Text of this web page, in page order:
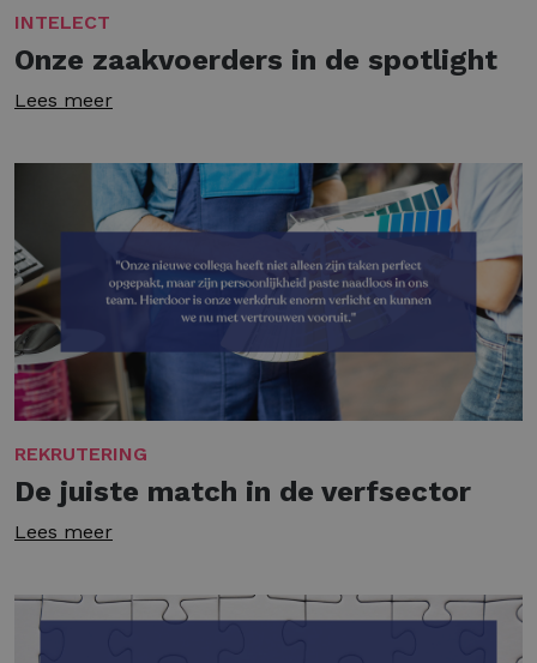
INTELECT
Onze zaakvoerders in de spotlight
Lees meer
REKRUTERING
De juiste match in de verfsector
Lees meer